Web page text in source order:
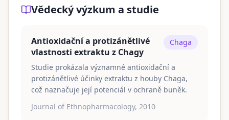
Vědecký výzkum a studie
Antioxidační a protizánětlivé
vlastnosti extraktu z Chagy
Chaga
Studie prokázala významné antioxidační a
protizánětlivé účinky extraktu z houby Chaga,
což naznačuje její potenciál v ochraně buněk.
Journal of Ethnopharmacology, 2010